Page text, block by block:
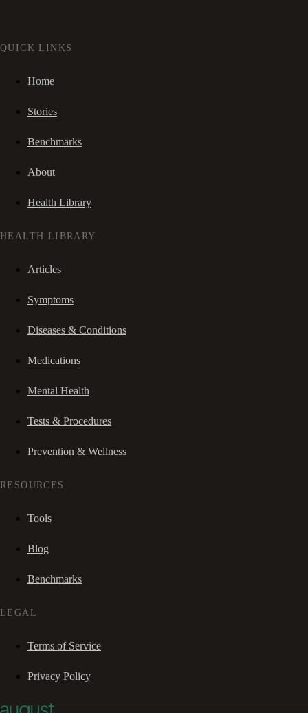
QUICK LINKS
Home
Stories
Benchmarks
About
Health Library
HEALTH LIBRARY
Articles
Symptoms
Diseases & Conditions
Medications
Mental Health
Tests & Procedures
Prevention & Wellness
RESOURCES
Tools
Blog
Benchmarks
LEGAL
Terms of Service
Privacy Policy